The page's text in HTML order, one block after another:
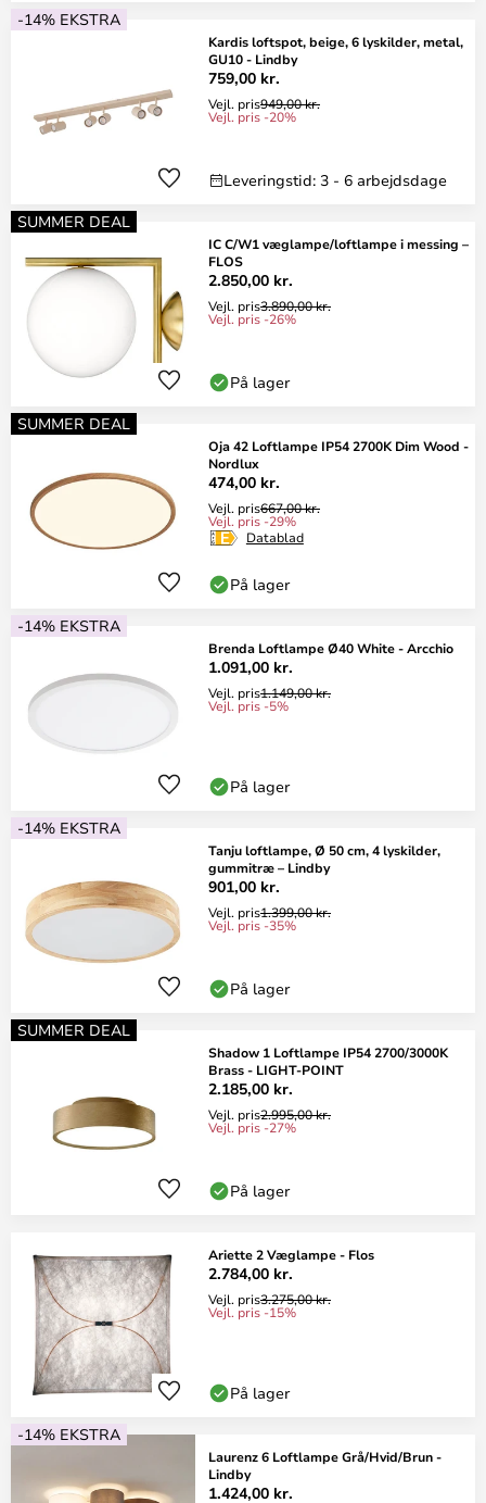
-14% EKSTRA
Kardis loftspot, beige, 6 lyskilder, metal,
GU10 - Lindby
759,00 kr.
Vejl. pris949,00 kr.
Vejl. pris -20%
Leveringstid: 3 - 6 arbejdsdage
SUMMER DEAL
IC C/W1 væglampe/loftlampe i messing –
FLOS
2.850,00 kr.
Vejl. pris3.890,00 kr.
Vejl. pris -26%
På lager
SUMMER DEAL
Oja 42 Loftlampe IP54 2700K Dim Wood -
Nordlux
474,00 kr.
Vejl. pris667,00 kr.
Vejl. pris -29%
Datablad
På lager
-14% EKSTRA
Brenda Loftlampe Ø40 White - Arcchio
1.091,00 kr.
Vejl. pris1.149,00 kr.
Vejl. pris -5%
På lager
-14% EKSTRA
Tanju loftlampe, Ø 50 cm, 4 lyskilder,
gummitræ – Lindby
901,00 kr.
Vejl. pris1.399,00 kr.
Vejl. pris -35%
På lager
SUMMER DEAL
Shadow 1 Loftlampe IP54 2700/3000K
Brass - LIGHT-POINT
2.185,00 kr.
Vejl. pris2.995,00 kr.
Vejl. pris -27%
På lager
Ariette 2 Væglampe - Flos
2.784,00 kr.
Vejl. pris3.275,00 kr.
Vejl. pris -15%
På lager
-14% EKSTRA
Laurenz 6 Loftlampe Grå/Hvid/Brun -
Lindby
1.424,00 kr.